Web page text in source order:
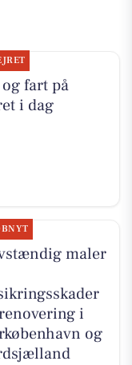
fart på
i dag
maler
i
og